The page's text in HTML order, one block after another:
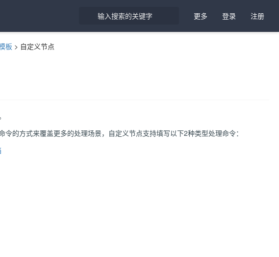
更多 登录 注册
板 > 自定义节点
令的方式来覆盖更多的处理场景，自定义节点支持填写以下2种类型处理命令：